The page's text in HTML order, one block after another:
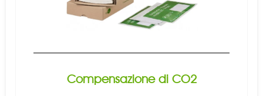
Compensazione di CO2